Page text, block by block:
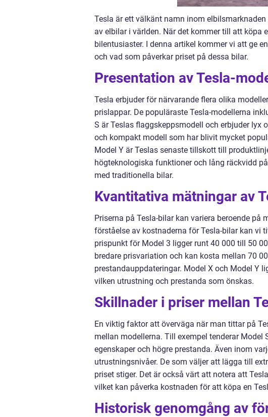
Tesla är ett välkänt namn inom
av elbilar i världen. När det kommer till att köpa
bilentusiaster. I denna artikel kommer vi att ge
och vad som påverkar priset på dessa bilar.
Presentation av Tesla-
Tesla erbjuder för närvarande flera olika
prislappar. De populäraste Tesla-modellerna
S är Teslas flaggskeppsmodell och erbjuder lyx
och kompakt modell som har blivit mycket
Model Y är Teslas senaste tillskott till
högteknologiska funktioner och lång räckvidd
med traditionella bilar.
Kvantitativa mätningar av
Priserna på Tesla-bilar kan variera beroende
förståelse av kostnaderna för Tesla-bilar kan vi
prispunkt för Model 3 ligger runt 40 000 till 50
bredare prisvariation och kan kosta mellan 70
prestandauppdateringar. Model X och Model Y
vilken utrustning och prestanda som önskas.
Skillnader i priser mellan
En viktig faktor att överväga när man tittar på
mellan modellerna. Till exempel tenderar
egenskaper och högre prestanda. Även inom
utrustningsnivåer. De som väljer att lägga till
priset stiger. Det är också värt att notera att
vilket kan påverka kostnaden för att köpa en
Historisk genomgång av